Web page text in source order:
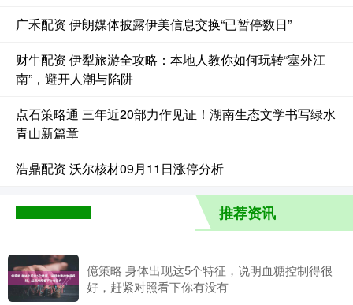
广禾配资 伊朗媒体披露伊美信息交换“已暂停数日”
财牛配资 伊犁旅游全攻略：本地人教你如何玩转“塞外江
南”，避开人潮与陷阱
点石策略通 三年近20部力作见证！湖南生态文学书写绿水
青山新篇章
浩鼎配资 沃尔核材09月11日涨停分析
推荐资讯
億策略 身体出现这5个特征，说明血糖控制得很
好，赶紧对照看下你有没有